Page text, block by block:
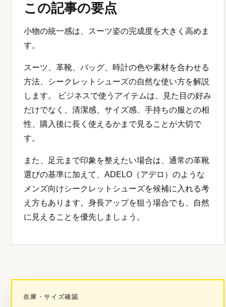
この記事の要点
小物の統一感は、スーツ姿の完成度を大きく高めま
す。
スーツ、革靴、バッグ、時計の色や素材を合わせる
方法、シークレットシューズの自然な使い方を解説
します。 ビジネスで使うアイテムは、見た目の好み
だけでなく、清潔感、サイズ感、手持ちの服との相
性、購入後に長く使えるかまで見ることが大切で
す。
また、足元まで印象を整えたい場合は、通常の革靴
選びの基準に加えて、ADELO（アデロ）のような
メンズ向けシークレットシューズを候補に入れる考
え方もあります。身長アップを狙う場合でも、自然
に見えることを優先しましょう。
在庫・サイズ確認